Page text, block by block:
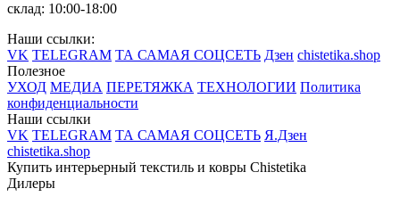
склад: 10:00-18:00
Наши ссылки:
VK TELEGRAM ТА САМАЯ СОЦСЕТЬ Дзен chistetika.shop
Полезное
УХОД МЕДИА ПЕРЕТЯЖКА ТЕХНОЛОГИИ Политика
конфиденциальности
Наши ссылки
VK TELEGRAM ТА САМАЯ СОЦСЕТЬ Я.Дзен
chistetika.shop
Купить интерьерный текстиль и ковры Chistetika
Дилеры